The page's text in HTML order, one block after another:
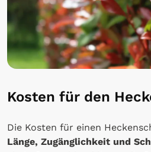
Kosten für den
Die Kosten für einen
Länge, Zugänglichkeit und